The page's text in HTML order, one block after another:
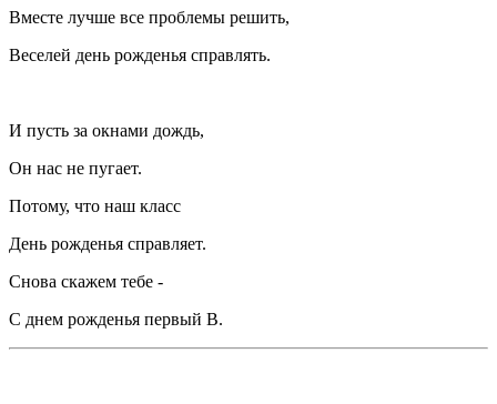
Вместе лучше все проблемы решить,
Веселей день рожденья справлять.
И пусть за окнами дождь,
Он нас не пугает.
Потому, что наш класс
День рожденья справляет.
Снова скажем тебе -
С днем рожденья первый В.